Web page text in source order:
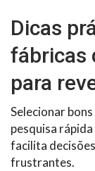
Dicas
fábricas
para
Selecionar
pesquisa
facilita
frustrantes.